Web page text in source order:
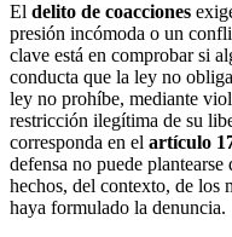
El delito de coacciones
presión incómoda o un
clave está en comprobar si
conducta que la ley no
ley no prohíbe, mediante
restricción ilegítima de su
corresponda en el artículo
defensa no puede
hechos, del contexto, de los
haya formulado la denuncia.